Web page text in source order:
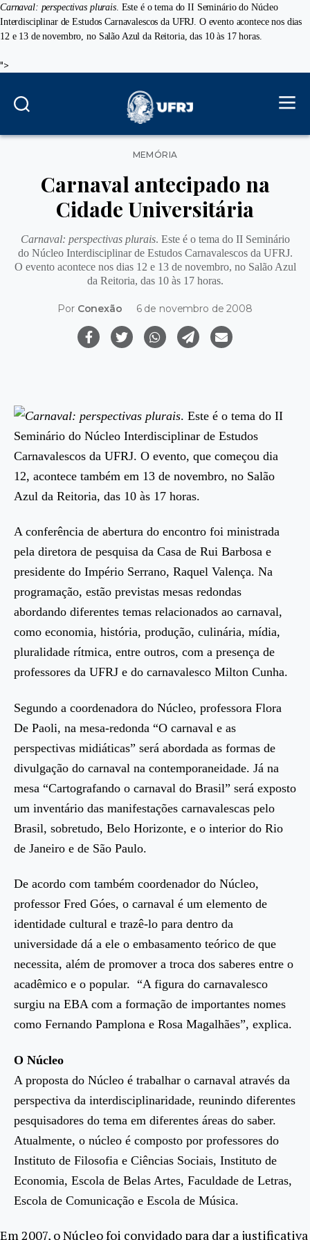
Carnaval: perspectivas plurais. Este é o tema do II Seminário do Núcleo
Interdisciplinar de Estudos Carnavalescos da UFRJ. O evento acontece nos dias
12 e 13 de novembro, no Salão Azul da Reitoria, das 10 às 17 horas.
">
Categorias
MEMÓRIA
Carnaval antecipado na
Cidade Universitária
Carnaval: perspectivas plurais. Este é o tema do II Seminário
do Núcleo Interdisciplinar de Estudos Carnavalescos da UFRJ.
O evento acontece nos dias 12 e 13 de novembro, no Salão Azul
da Reitoria, das 10 às 17 horas.
Por Conexão 6 de novembro de 2008
Carnaval: perspectivas plurais. Este é o tema do II
Seminário do Núcleo Interdisciplinar de Estudos
Carnavalescos da UFRJ. O evento, que começou dia
12, acontece também em 13 de novembro, no Salão
Azul da Reitoria, das 10 às 17 horas.
A conferência de abertura do encontro foi ministrada
pela diretora de pesquisa da Casa de Rui Barbosa e
presidente do Império Serrano, Raquel Valença. Na
programação, estão previstas mesas redondas
abordando diferentes temas relacionados ao carnaval,
como economia, história, produção, culinária, mídia,
pluralidade rítmica, entre outros, com a presença de
professores da UFRJ e do carnavalesco Milton Cunha.
Segundo a coordenadora do Núcleo, professora Flora
De Paoli, na mesa-redonda “O carnaval e as
perspectivas midiáticas” será abordada as formas de
divulgação do carnaval na contemporaneidade. Já na
mesa “Cartografando o carnaval do Brasil” será exposto
um inventário das manifestações carnavalescas pelo
Brasil, sobretudo, Belo Horizonte, e o interior do Rio
de Janeiro e de São Paulo.
De acordo com também coordenador do Núcleo,
professor Fred Góes, o carnaval é um elemento de
identidade cultural e trazê-lo para dentro da
universidade dá a ele o embasamento teórico de que
necessita, além de promover a troca dos saberes entre o
acadêmico e o popular. “A figura do carnavalesco
surgiu na EBA com a formação de importantes nomes
como Fernando Pamplona e Rosa Magalhães”, explica.
O Núcleo
A proposta do Núcleo é trabalhar o carnaval através da
perspectiva da interdisciplinaridade, reunindo diferentes
pesquisadores do tema em diferentes áreas do saber.
Atualmente, o núcleo é composto por professores do
Instituto de Filosofia e Ciências Sociais, Instituto de
Economia, Escola de Belas Artes, Faculdade de Letras,
Escola de Comunicação e Escola de Música.
Em 2007, o Núcleo foi convidado para dar a justificativa